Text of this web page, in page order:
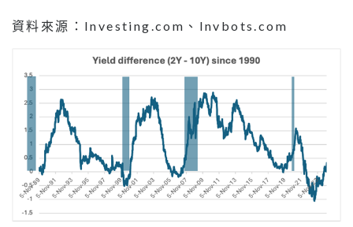
資料來源：Investing.com、Invbots.com